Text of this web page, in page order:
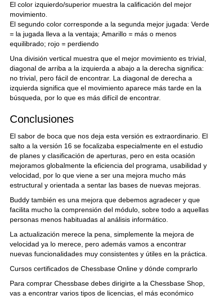
El color izquierdo/superior muestra la calificación del mejor
movimiento.
El segundo color corresponde a la segunda mejor jugada: Verde
= la jugada lleva a la ventaja; Amarillo = más o menos
equilibrado; rojo = perdiendo
Una división vertical muestra que el mejor movimiento es trivial,
diagonal de arriba a la izquierda a abajo a la derecha significa:
no trivial, pero fácil de encontrar. La diagonal de derecha a
izquierda significa que el movimiento aparece más tarde en la
búsqueda, por lo que es más difícil de encontrar.
Conclusiones
El sabor de boca que nos deja esta versión es extraordinario. El
salto a la versión 16 se focalizaba especialmente en el estudio
de planes y clasificación de aperturas, pero en esta ocasión
mejoramos globalmente la eficiencia del programa, usabilidad y
velocidad, por lo que viene a ser una mejora mucho más
estructural y orientada a sentar las bases de nuevas mejoras.
Buddy también es una mejora que debemos agradecer y que
facilita mucho la comprensión del módulo, sobre todo a aquellas
personas menos habituadas al análisis informático.
La actualización merece la pena, simplemente la mejora de
velocidad ya lo merece, pero además vamos a encontrar
nuevas funcionalidades muy consistentes y útiles en la práctica.
Cursos certificados de Chessbase Online y dónde comprarlo
Para comprar Chessbase debes dirigirte a la Chessbase Shop,
vas a encontrar varios tipos de licencias, el más económico